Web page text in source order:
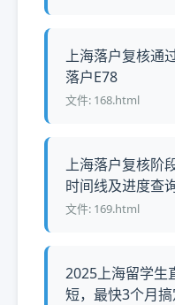
上海落户复核通
落户E78
文件: 168.html
上海落户复核阶
时间线及进度查
文件: 169.html
2025上海留学生
短，最快3个月